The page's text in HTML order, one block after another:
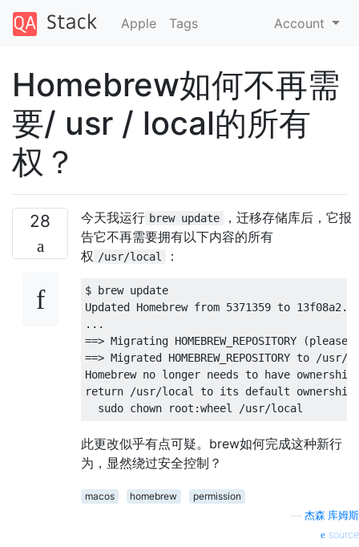
Apple Tags Account
Homebrew如何不再需
要/ usr / local的所有
权？
28 今天我运行 brew update
，迁移存储库后，它报
告它不再需要拥有以下内容的所有
权 /usr/local ：
$ brew update
Updated Homebrew from 5371359 to 13f08a2.
...
==> Migrating HOMEBREW_REPOSITORY
==> Migrated HOMEBREW_REPOSITORY to /
Homebrew no longer needs to have
return /usr/local to its default
此更改似乎有点可疑。brew如何完成这种新行
为，显然绕过安全控制？
macos homebrew
permission
杰森·库姆斯
source